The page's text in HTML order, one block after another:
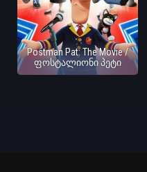
Postman Pat: The Movie /
ფოსტალიონი პეტი